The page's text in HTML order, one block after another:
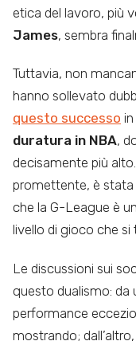
etica del lavoro, più
James, sembra
Tuttavia, non
hanno sollevato
questo successo
duratura in NBA,
decisamente più
promettente, è stata
che la G-League è
livello di gioco che si
Le discussioni sui
questo dualismo: da
performance
mostrando;